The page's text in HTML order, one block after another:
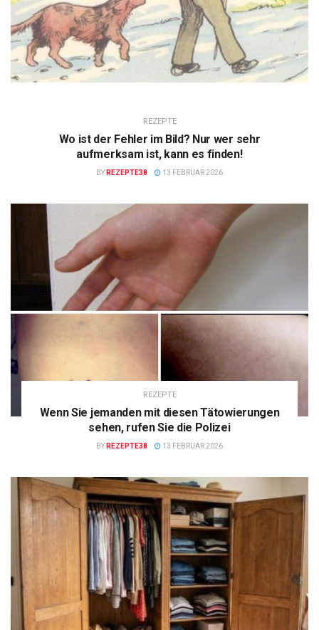
REZEPTE
Wo ist der Fehler im Bild? Nur wer sehr
aufmerksam ist, kann es finden!
BY REZEPTE38 13 FEBRUAR 2026
REZEPTE
Wenn Sie jemanden mit diesen Tätowierungen
sehen, rufen Sie die Polizei
BY REZEPTE38 13 FEBRUAR 2026